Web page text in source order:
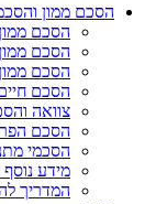
הסכם ממון
הסכם
הסכם
הסכם
הסכם
צוואה
הסכם
הסכמי
מידע
המדריך